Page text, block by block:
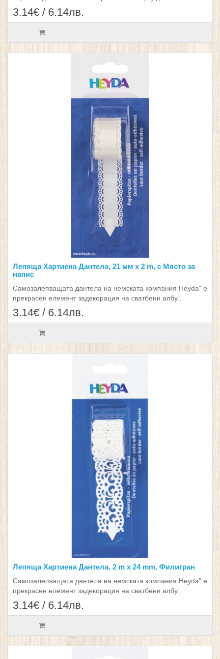
3.14€ / 6.14лв.
Лепяща Хартиена Дантела, 21 мм x 2 m, с Място за
напис
Самозалепващата дантела на немската компания Heyda" е
прекрасен елемент задекорация на сватбени албу..
3.14€ / 6.14лв.
Лепяща Хартиена Дантела, 2 m x 24 mm, Филигран
Самозалепващата дантела на немската компания Heyda" е
прекрасен елемент задекорация на сватбени албу..
3.14€ / 6.14лв.